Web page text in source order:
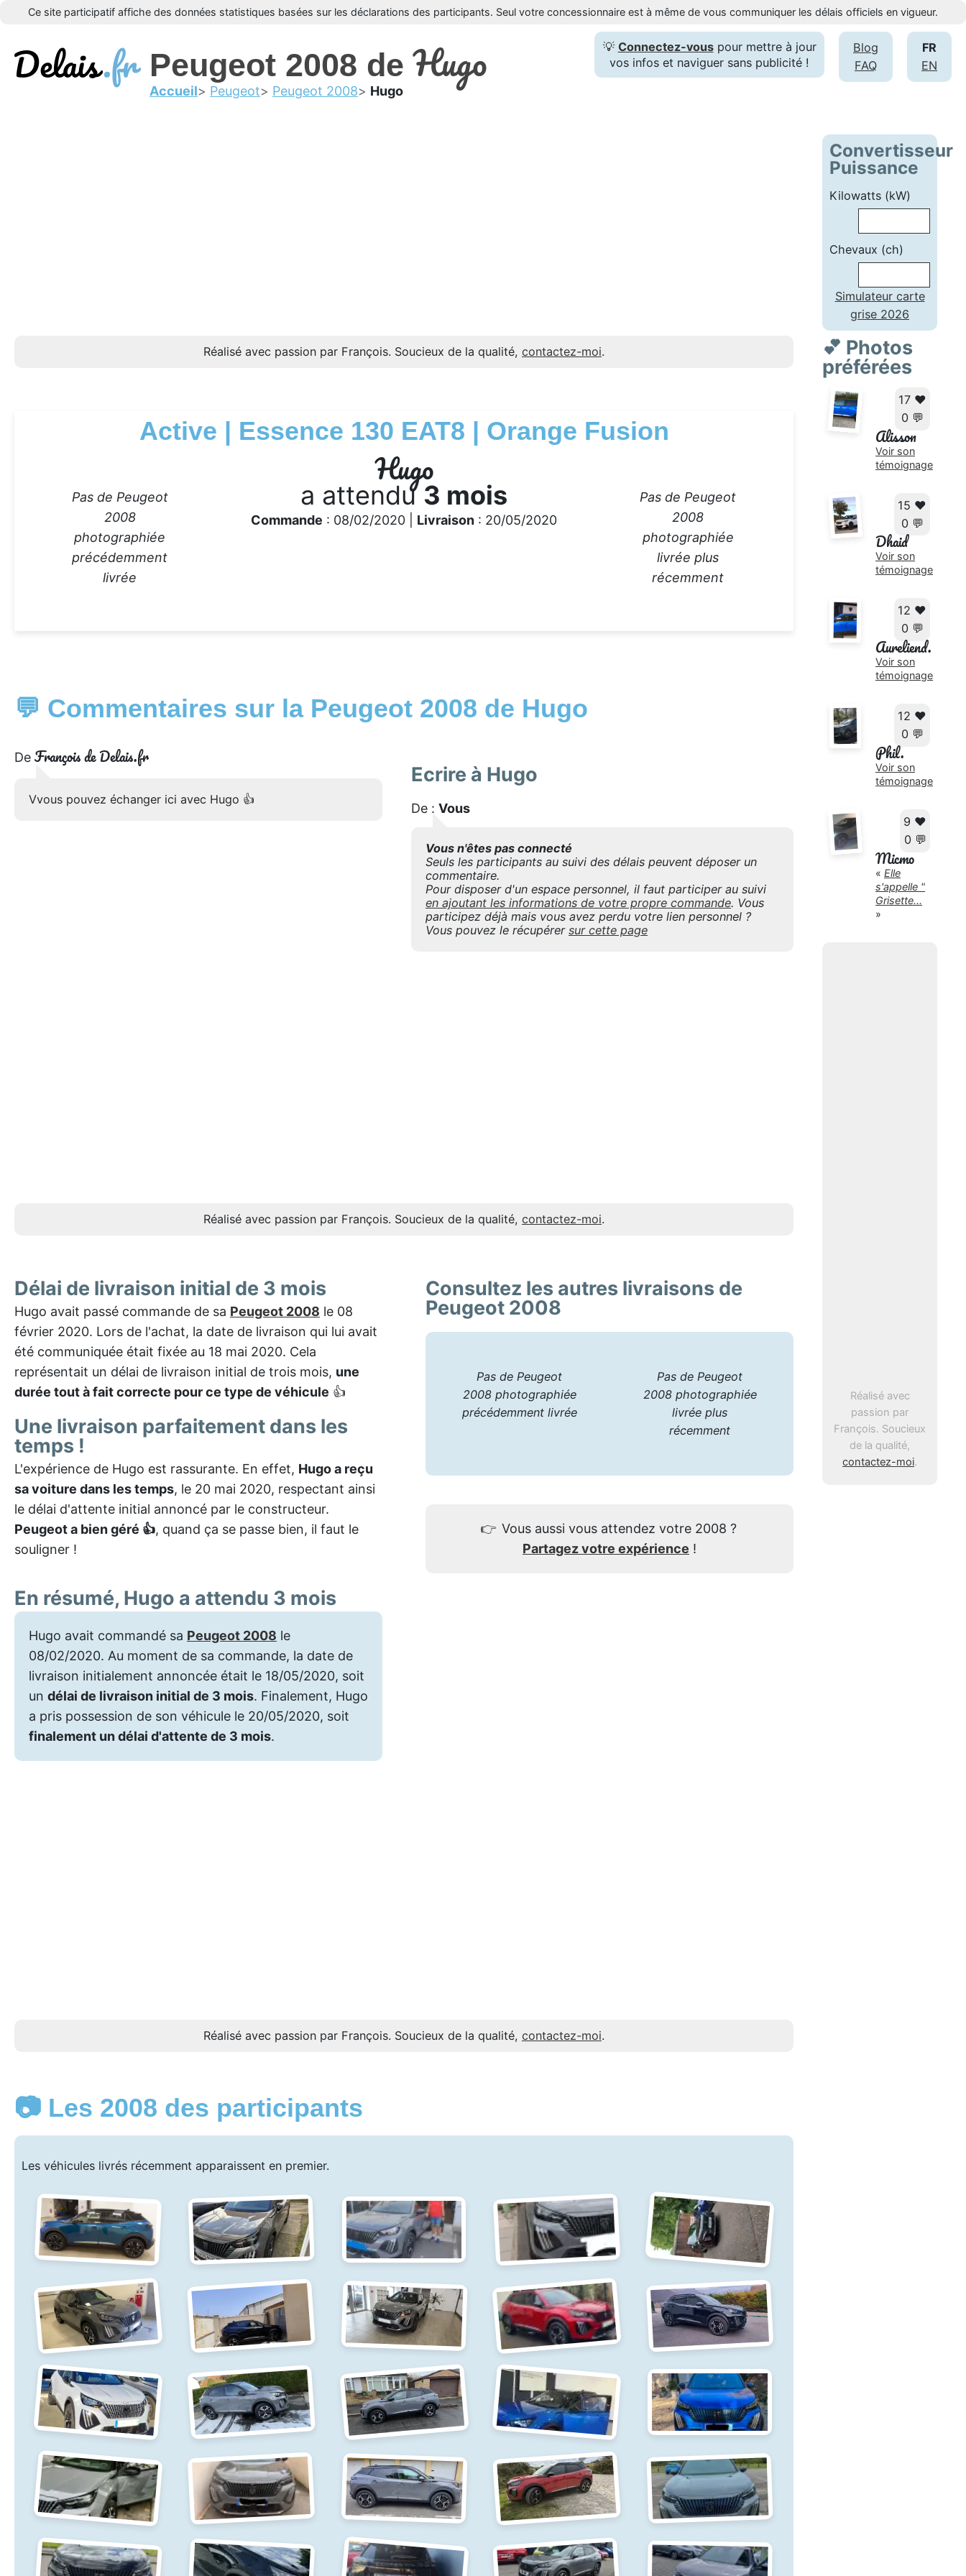
Ce site participatif affiche des données statistiques basées sur les déclarations des participants. Seul votre concessionnaire est à même de vous communiquer les délais officiels en vigueur.
FR
EN
Blog
FAQ
💡 Connectez-vouspour mettre à jour
vos infos et naviguer sans publicité !
Peugeot 2008 deHugo
Accueil Peugeot Peugeot 2008 Hugo
Convertisseur
Puissance
Kilowatts (kW)
Chevaux (ch)
Simulateur carte
grise 2026
💕 Photos
préférées
17 ❤️
0 💬
Alisson
Voir son
témoignage
15 ❤️
0 💬
Dhaid
Voir son
témoignage
12 ❤️
0 💬
Aureliend.
Voir son
témoignage
12 ❤️
0 💬
Phil.
Voir son
témoignage
9 ❤️
0 💬
Micmo
« Elle
s'appelle "
Grisette...
»
Réalisé avec
passion par
François. Soucieux
de la qualité,
contactez-moi.
Réalisé avec passion par François. Soucieux de la qualité, contactez-moi.
Active | Essence 130 EAT8 | Orange Fusion
Pas de Peugeot
2008
photographiée
précédemment
livrée
Hugo
a attendu 3 mois
Commande : 08/02/2020 | Livraison : 20/05/2020
Pas de Peugeot
2008
photographiée
livrée plus
récemment
💬 Commentaires sur la Peugeot 2008 de Hugo
De François de Delais.fr
Vvous pouvez échanger ici avec Hugo 👍
Ecrire à Hugo
De : Vous
Vous n'êtes pas connecté
Seuls les participants au suivi des délais peuvent déposer un
commentaire.
Pour disposer d'un espace personnel, il faut participer au suivi
en ajoutant les informations de votre propre commande. Vous
participez déjà mais vous avez perdu votre lien personnel ?
Vous pouvez le récupérer sur cette page
Réalisé avec passion par François. Soucieux de la qualité, contactez-moi.
Délai de livraison initial de 3 mois
Hugo avait passé commande de sa Peugeot 2008 le 08
février 2020. Lors de l'achat, la date de livraison qui lui avait
été communiquée était fixée au 18 mai 2020. Cela
représentait un délai de livraison initial de trois mois, une
durée tout à fait correcte pour ce type de véhicule 👍
Une livraison parfaitement dans les
temps !
L'expérience de Hugo est rassurante. En effet, Hugo a reçu
sa voiture dans les temps, le 20 mai 2020, respectant ainsi
le délai d'attente initial annoncé par le constructeur.
Peugeot a bien géré 👍, quand ça se passe bien, il faut le
souligner !
En résumé, Hugo a attendu 3 mois
Hugo avait commandé sa Peugeot 2008 le
08/02/2020. Au moment de sa commande, la date de
livraison initialement annoncée était le 18/05/2020, soit
un délai de livraison initial de 3 mois. Finalement, Hugo
a pris possession de son véhicule le 20/05/2020, soit
finalement un délai d'attente de 3 mois.
Consultez les autres livraisons de
Peugeot 2008
Pas de Peugeot
2008 photographiée
précédemment livrée
Pas de Peugeot
2008 photographiée
livrée plus
récemment
👉 Vous aussi vous attendez votre 2008 ?
Partagez votre expérience !
Réalisé avec passion par François. Soucieux de la qualité, contactez-moi.
📷 Les 2008 des participants
Les véhicules livrés récemment apparaissent en premier.